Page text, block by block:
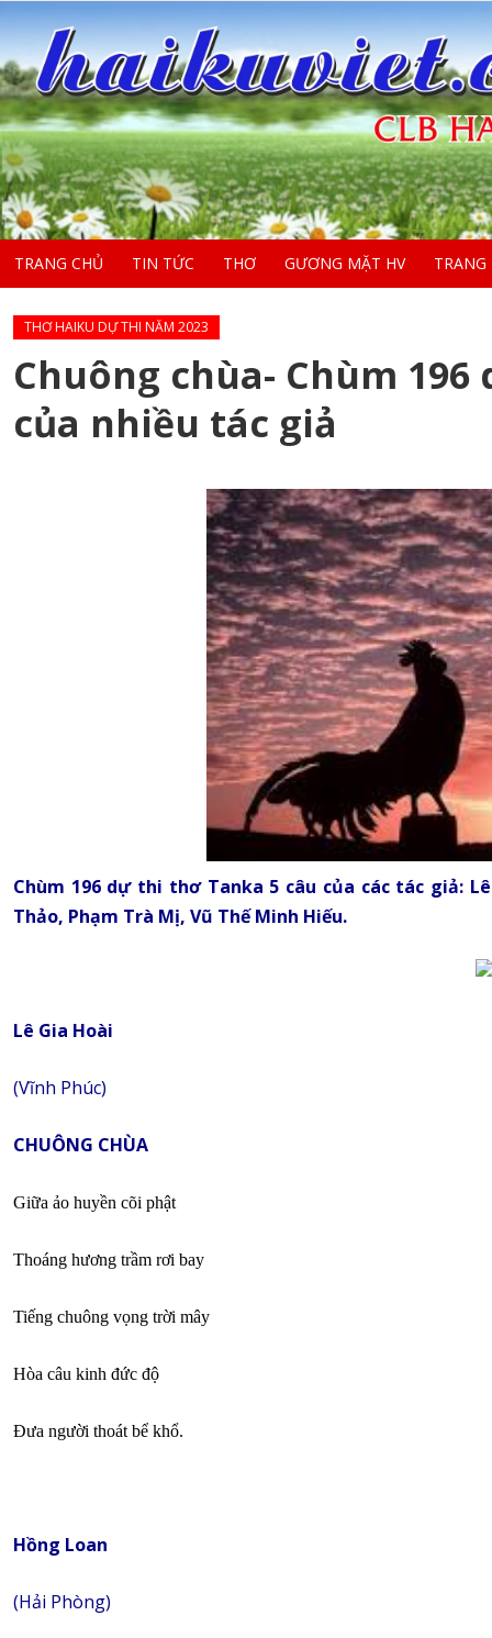
TRANG CHỦ TIN TỨC THƠ GƯƠNG MẶT HV
THƠ HAIKU DỰ THI NĂM 2023
Chuông chùa- Chùm
của nhiều tác giả
Chùm 196 dự thi thơ Tanka 5 câu của các tác giả:
Thảo, Phạm Trà Mị, Vũ Thế Minh Hiếu.
Lê Gia Hoài
(Vĩnh Phúc)
CHUÔNG CHÙA
Giữa ảo huyền cõi phật
Thoáng hương trầm rơi bay
Tiếng chuông vọng trời mây
Hòa câu kinh đức độ
Đưa người thoát bể khổ.
Hồng Loan
(Hải Phòng)